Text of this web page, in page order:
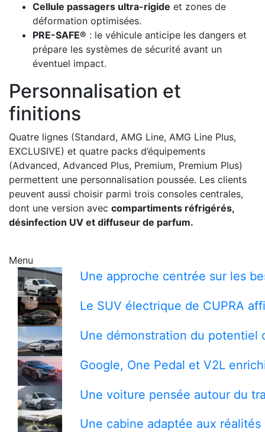
Cellule passagers ultra-rigide et zones de
déformation optimisées.
PRE-SAFE® : le véhicule anticipe les dangers et
prépare les systèmes de sécurité avant un
éventuel impact.
Personnalisation et
finitions
Quatre lignes (Standard, AMG Line, AMG Line Plus,
EXCLUSIVE) et quatre packs d’équipements
(Advanced, Advanced Plus, Premium, Premium Plus)
permettent une personnalisation poussée. Les clients
peuvent aussi choisir parmi trois consoles centrales,
dont une version avec compartiments réfrigérés,
désinfection UV et diffuseur de parfum.
Menu
Une approche centrée sur les
Le SUV électrique de CUPRA
Une démonstration du potentiel
Google, One Pedal et V2L
Une voiture pensée autour du
Une cabine adaptée aux réalités